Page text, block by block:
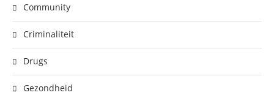
Community
Criminaliteit
Drugs
Gezondheid